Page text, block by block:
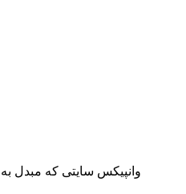
وانپیکس سایتی که مبدل